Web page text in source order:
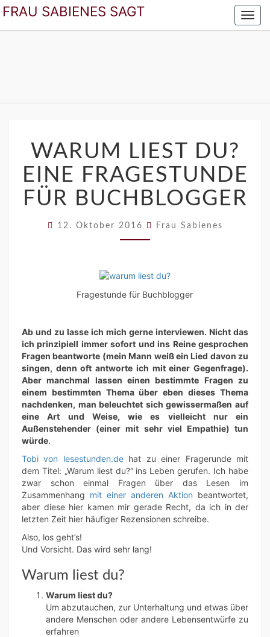
FRAU SABIENES SAGT
LIEST
DU?
EINE
FRAGESTUNDE
FÜR
BUCHBLOGGER
WARUM LIEST DU?
EINE FRAGESTUNDE
FÜR BUCHBLOGGER
12. Oktober 2016 Frau Sabienes
Fragestunde für Buchblogger
Ab und zu lasse ich mich gerne interviewen. Nicht das
ich prinzipiell immer sofort und ins Reine gesprochen
Fragen beantworte (mein Mann weiß ein Lied davon zu
singen, denn oft antworte ich mit einer Gegenfrage).
Aber manchmal lassen einen bestimmte Fragen zu
einem bestimmten Thema über eben dieses Thema
nachdenken, man beleuchtet sich gewissermaßen auf
eine Art und Weise, wie es vielleicht nur ein
Außenstehender (einer mit sehr viel Empathie) tun
würde.
Tobi von lesestunden.de hat zu einer Fragerunde mit
dem Titel: „Warum liest du?“ ins Leben gerufen. Ich habe
zwar schon einmal Fragen über das Lesen im
Zusammenhang mit einer anderen Aktion beantwortet,
aber diese hier kamen mir gerade Recht, da ich in der
letzten Zeit hier häufiger Rezensionen schreibe.
Also, los geht’s!
Und Vorsicht. Das wird sehr lang!
Warum liest du?
Warum liest du?
Um abzutauchen, zur Unterhaltung und etwas über
andere Menschen oder andere Lebensentwürfe zu
erfahren